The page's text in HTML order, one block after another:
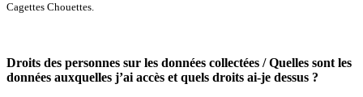
Cagettes Chouettes.
Droits des personnes sur les données collectées / Quelles sont les
données auxquelles j’ai accès et quels droits ai-je dessus ?